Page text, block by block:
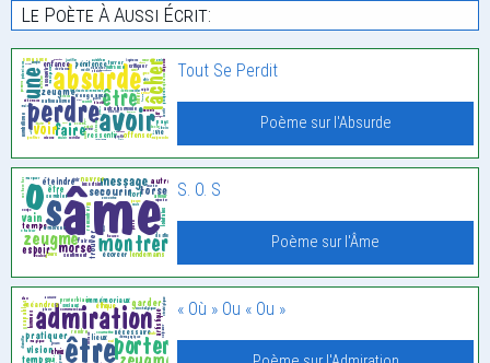
Le Poète À Aussi Écrit:
Tout Se Perdit
Poème sur l'Absurde
S. O. S
Poème sur l'Âme
« Où » Ou « Ou »